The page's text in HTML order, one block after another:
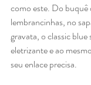
como este. Do buquê
lembrancinhas, no
gravata, o classic blue
eletrizante e ao
seu enlace precisa.